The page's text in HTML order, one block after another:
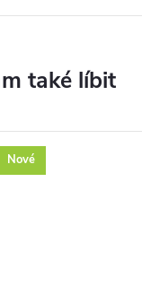
Nové